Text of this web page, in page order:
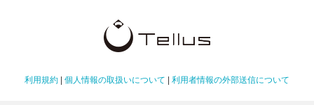
利用規約 個人情報の取扱いについて 利用者情報の外部送信について